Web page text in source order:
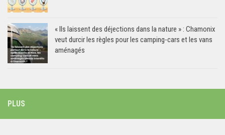
« Ils laissent des déjections dans la nature » : Chamonix
veut durcir les règles pour les camping-cars et les vans
aménagés
PLUS